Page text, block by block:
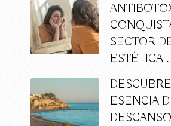
SECTOR
ESTÉTICA
ESENCIA